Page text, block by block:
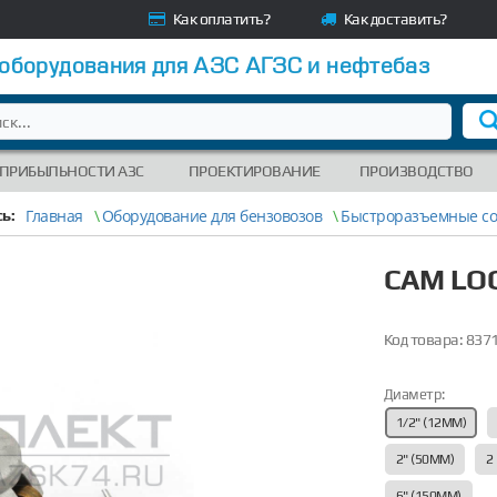
Как оплатить? Как доставить?
для АЗС АГЗС и нефтебаз
АЗС ПРОЕКТИРОВАНИЕ ПРОИЗВОДСТВО
Главная \Оборудование для бензовозов \Быстроразъемные
CAM
Код товара:
Диаметр:
1/2" (12ММ)
2" (50ММ) 2